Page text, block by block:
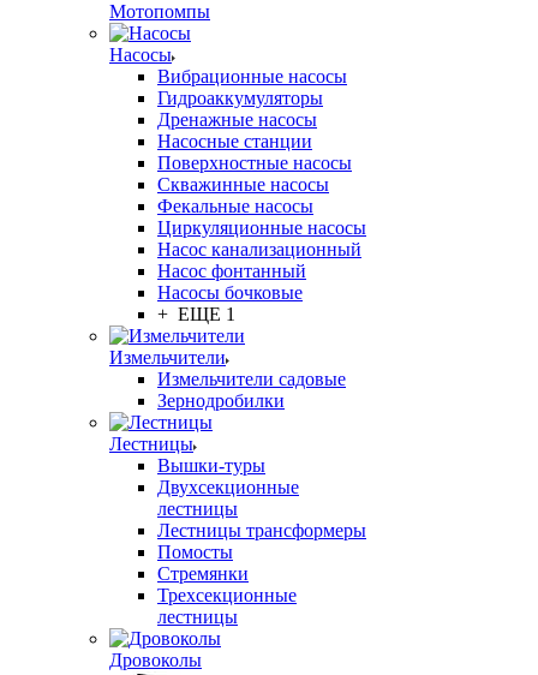
Мотопомпы
Насосы
Вибрационные насосы
Гидроаккумуляторы
Дренажные насосы
Насосные станции
Поверхностные насосы
Скважинные насосы
Фекальные насосы
Циркуляционные насосы
Насос канализационный
Насос фонтанный
Насосы бочковые
+ ЕЩЕ 1
Измельчители
Измельчители садовые
Зернодробилки
Лестницы
Вышки-туры
Двухсекционные
лестницы
Лестницы трансформеры
Помосты
Стремянки
Трехсекционные
лестницы
Дровоколы